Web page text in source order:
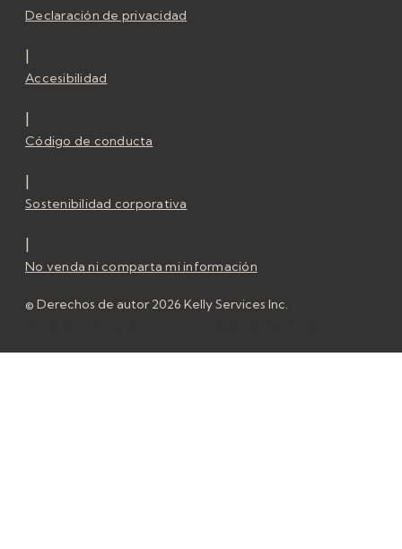
Declaración de privacidad
|
Accesibilidad
|
Código de conducta
|
Sostenibilidad corporativa
|
No venda ni comparta mi información
© Derechos de autor 2026 Kelly Services Inc.